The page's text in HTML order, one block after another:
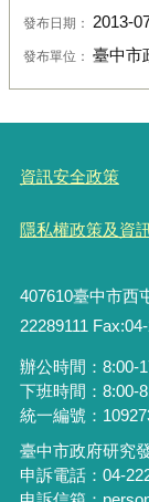
發布日期： 2013-
發布單位： 臺中市
資訊安全政策
隱私權政策及資
407610臺中市西
22289111
辦公時間：8:00-
下班時間：8:00-
統一編號：
臺中市政府研究
申訴電話：04-